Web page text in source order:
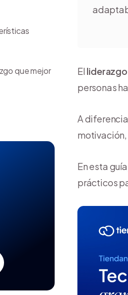
El liderazgo
personas
A
En esta
prácticos
que mejor